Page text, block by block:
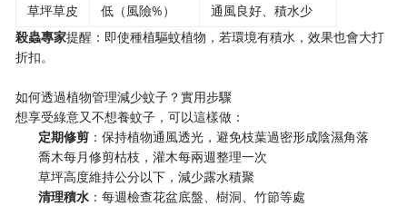
草坪草皮
低（風險%）
通風良好、積水少
​殺蟲專家​​提醒：即使種植驅蚊植物，若環境有積水，效果也會大打
折扣。
如何透過植物管理減少蚊子？實用步驟
想享受綠意又不想養蚊子，可以這樣做：
​定期修剪​ ​：保持植物通風透光，避免枝葉過密形成陰濕角落
喬木每月修剪枯枝，灌木每兩週整理一次
草坪高度維持公分以下，減少露水積聚
​清理積水​ ​：每週檢查花盆底盤、樹洞、竹節等處